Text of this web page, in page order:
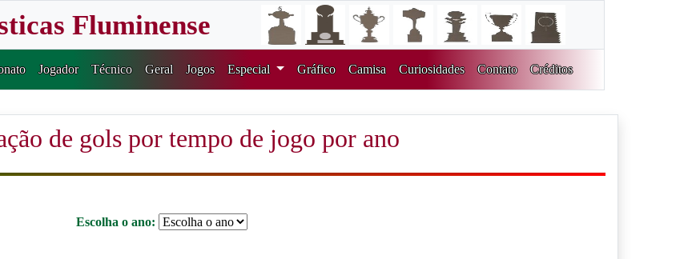
Fluminense
Jogador Técnico Geral Jogos Especial Gráfico Camisa Curiosidades Contato Créditos
de gols por tempo de jogo por ano
Escolha o ano: